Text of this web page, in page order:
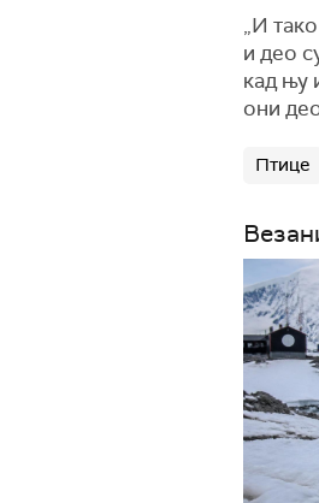
„И
и део
кад њу
они
Птице